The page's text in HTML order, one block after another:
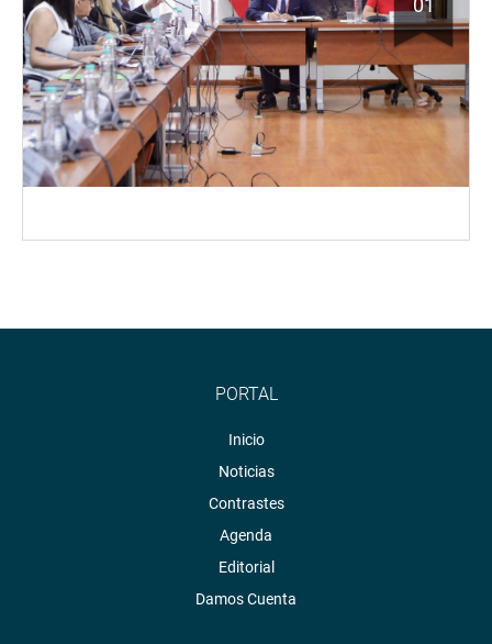
01
PORTAL
Inicio
Noticias
Contrastes
Agenda
Editorial
Damos Cuenta